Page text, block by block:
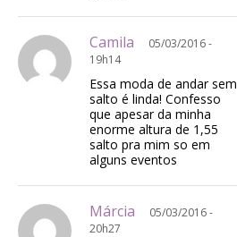
Camila
05/03/2016 -
19h14
Essa moda de andar sem
salto é linda! Confesso
que apesar da minha
enorme altura de 1,55
salto pra mim so em
alguns eventos
Márcia
05/03/2016 -
20h27